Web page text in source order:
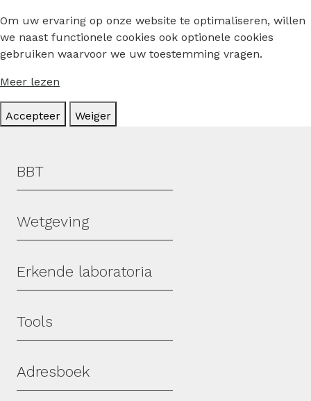
Om uw ervaring op onze website te optimaliseren, willen
we naast functionele cookies ook optionele cookies
gebruiken waarvoor we uw toestemming vragen.
Meer lezen
Accepteer Weiger
Hoofdmenu
BBT
Wetgeving
Erkende laboratoria
Tools
Adresboek